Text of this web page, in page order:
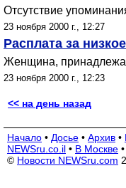
Отсутствие
23 ноября 2000 г., 12:27
Расплата за
Женщина,
23 ноября 2000 г., 12:23
<< на день назад
Начало • Досье • Архив •
NEWSru.co.il • В Москве •
© Новости NEWSru.com